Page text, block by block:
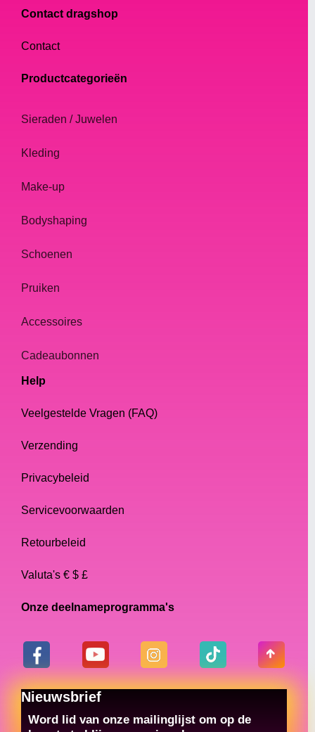
Contact dragshop
Contact
Productcategorieën
Sieraden / Juwelen
Kleding
Make-up
Bodyshaping
Schoenen
Pruiken
Accessoires
Cadeaubonnen
Help
Veelgestelde Vragen (FAQ)
Verzending
Privacybeleid
Servicevoorwaarden
Retourbeleid
Valuta's € $ £
Onze deelnameprogramma's
Nieuwsbrief
Word lid van onze mailinglijst om op de